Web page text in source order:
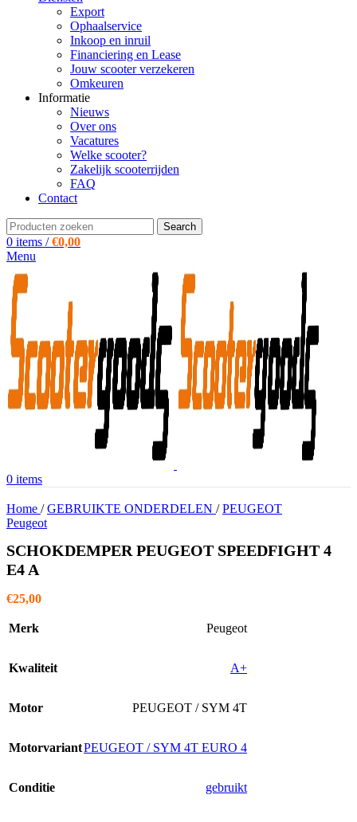
Export
Ophaalservice
Inkoop en inruil
Financiering en Lease
Jouw scooter verzekeren
Omkeuren
Informatie
Nieuws
Over ons
Vacatures
Welke scooter?
Zakelijk scooterrijden
FAQ
Contact
Search
0 items / €0,00
Menu
0 items
Home / GEBRUIKTE ONDERDELEN / PEUGEOT
Peugeot
SCHOKDEMPER PEUGEOT SPEEDFIGHT 4
E4 A
€25,00
Merk Peugeot
Kwaliteit A+
Motor PEUGEOT / SYM 4T
MotorvariantPEUGEOT / SYM 4T EURO 4
Conditie gebruikt